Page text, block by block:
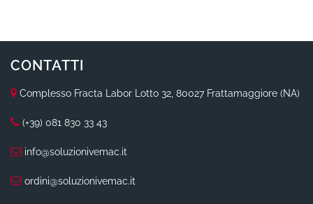
CONTATTI
Complesso Fracta Labor Lotto 32, 80027 Frattamaggiore (NA)
(+39) 081 830 33 43
info@soluzionivemac.it
ordini@soluzionivemac.it